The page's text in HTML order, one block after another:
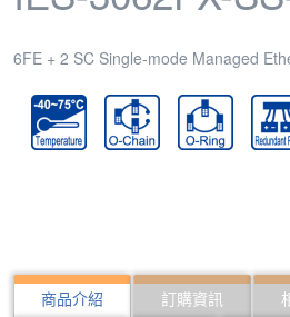
6FE + 2 SC Single-mode Managed
商品介紹 訂購資訊